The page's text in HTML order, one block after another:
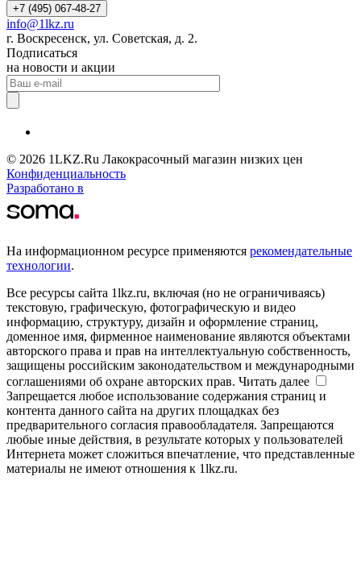
+7 (495) 067-48-27
info@1lkz.ru
г. Воскресенск, ул. Советская, д. 2.
Подписаться
на новости и акции
© 2026 1LKZ.Ru Лакокрасочный магазин низких цен
Конфиденциальность
Разработано в
На информационном ресурсе применяются рекомендательные
технологии.
Все ресурсы сайта 1lkz.ru, включая (но не ограничиваясь)
текстовую, графическую, фотографическую и видео
информацию, структуру, дизайн и оформление страниц,
доменное имя, фирменное наименование являются объектами
авторского права и прав на интеллектуальную собственность,
защищены российским законодательством и международными
соглашениями об охране авторских прав. Читать далее
Запрещается любое использование содержания страниц и
контента данного сайта на других площадках без
предварительного согласия правообладателя. Запрещаются
любые иные действия, в результате которых у пользователей
Интернета может сложиться впечатление, что представленные
материалы не имеют отношения к 1lkz.ru.